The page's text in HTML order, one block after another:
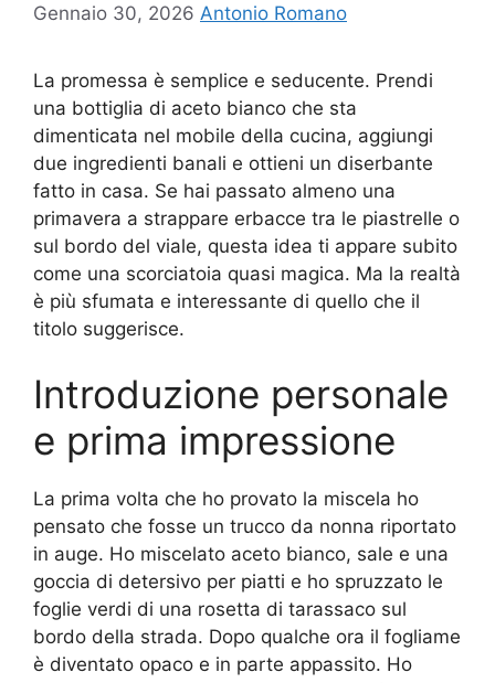
Gennaio 30, 2026 Antonio Romano
La promessa è semplice e seducente. Prendi
una bottiglia di aceto bianco che sta
dimenticata nel mobile della cucina, aggiungi
due ingredienti banali e ottieni un diserbante
fatto in casa. Se hai passato almeno una
primavera a strappare erbacce tra le piastrelle o
sul bordo del viale, questa idea ti appare subito
come una scorciatoia quasi magica. Ma la realtà
è più sfumata e interessante di quello che il
titolo suggerisce.
Introduzione personale
e prima impressione
La prima volta che ho provato la miscela ho
pensato che fosse un trucco da nonna riportato
in auge. Ho miscelato aceto bianco, sale e una
goccia di detersivo per piatti e ho spruzzato le
foglie verdi di una rosetta di tarassaco sul
bordo della strada. Dopo qualche ora il fogliame
è diventato opaco e in parte appassito. Ho